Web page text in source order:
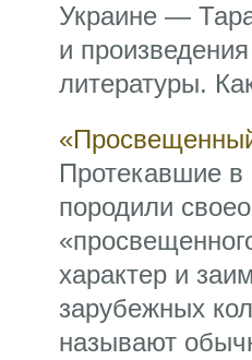
Украине —
и
литературы.
Протекавшие в
породили
характер и
зарубежных
называют